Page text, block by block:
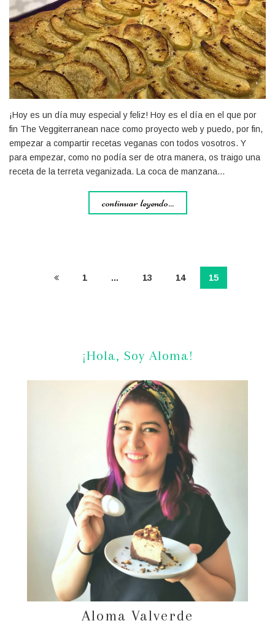
¡Hoy es un día muy especial y feliz! Hoy es el día en el que por
fin The Veggiterranean nace como proyecto web y puedo, por fin,
empezar a compartir recetas veganas con todos vosotros. Y
para empezar, como no podía ser de otra manera, os traigo una
receta de la terreta veganizada. La coca de manzana…
continuar leyendo...
1 … 13 14 15
¡Hola, Soy Aloma!
Aloma Valverde